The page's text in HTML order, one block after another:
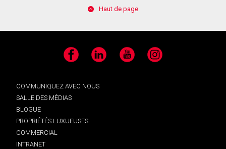
Haut de page
Facebook LinkedIn YouTube Instagram
COMMUNIQUEZ AVEC NOUS
SALLE DES MÉDIAS
BLOGUE
PROPRIÉTÉS LUXUEUSES
COMMERCIAL
INTRANET